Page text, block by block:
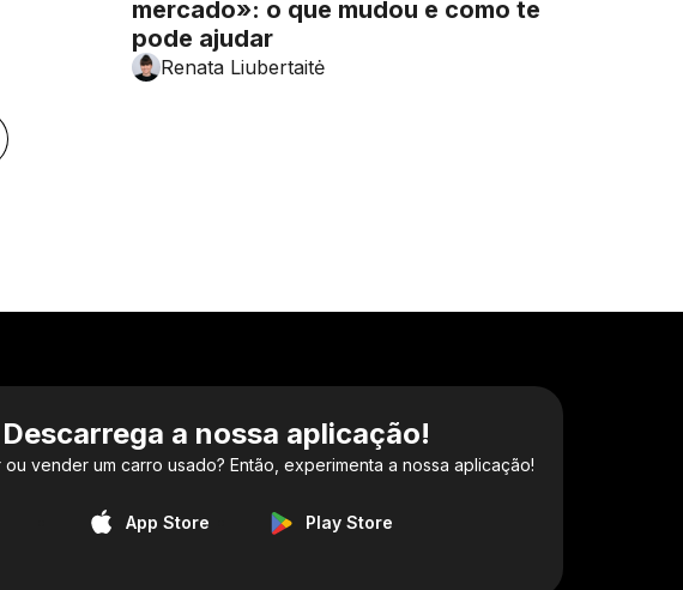
mercado»: o que mudou e como te
pode ajudar
Renata Liubertaitė
Descarrega a nossa aplicação!
ou vender um carro usado? Então, experimenta a nossa aplicação!
App Store Play Store